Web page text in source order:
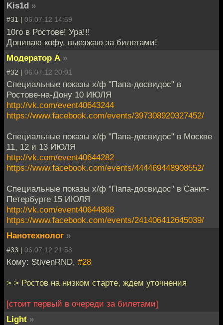
Kis1d »
#31 | 06.07.12 14:59
10го в Ростове! Ура!!!
Допиваю кофу, выезжаю за билетами!
Модератор А »
#32 | 06.07.12 20:01
Специальные показы х/ф "Папа-досвидос" в
Ростове-на-Дону 10 ИЮЛЯ
http://vk.com/event40643244
https://www.facebook.com/events/397308920327452/
Специальные показы х/ф "Папа-досвидос" в Москве
11, 12 и 13 ИЮЛЯ
http://vk.com/event40644282
https://www.facebook.com/events/444469448908552/
Специальные показы х/ф "Папа-досвидос" в Санкт-
Петербурге 15 ИЮЛЯ
http://vk.com/event40644868
https://www.facebook.com/events/241406412645039/
Нанотехнолог »
#33 | 06.07.12 21:58
Кому: StivenRND, #28
> > Ростов на низком старте, ждем уточнения
[стоит первый в очереди за билетами]
Light »